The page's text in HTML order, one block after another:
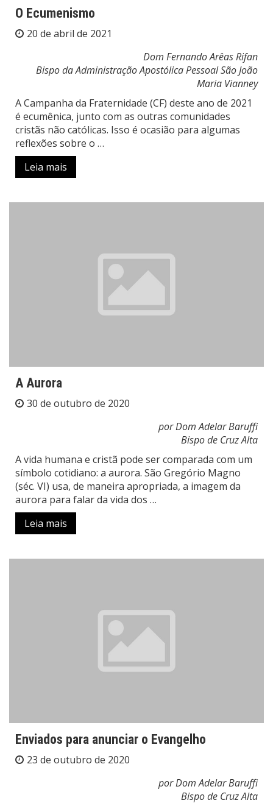
O Ecumenismo
20 de abril de 2021
Dom Fernando Arêas Rifan
Bispo da Administração Apostólica Pessoal São João
Maria Vianney
A Campanha da Fraternidade (CF) deste ano de 2021
é ecumênica, junto com as outras comunidades
cristãs não católicas. Isso é ocasião para algumas
reflexões sobre o …
Leia mais
A Aurora
30 de outubro de 2020
por Dom Adelar Baruffi
Bispo de Cruz Alta
A vida humana e cristã pode ser comparada com um
símbolo cotidiano: a aurora. São Gregório Magno
(séc. VI) usa, de maneira apropriada, a imagem da
aurora para falar da vida dos …
Leia mais
Enviados para anunciar o Evangelho
23 de outubro de 2020
por Dom Adelar Baruffi
Bispo de Cruz Alta